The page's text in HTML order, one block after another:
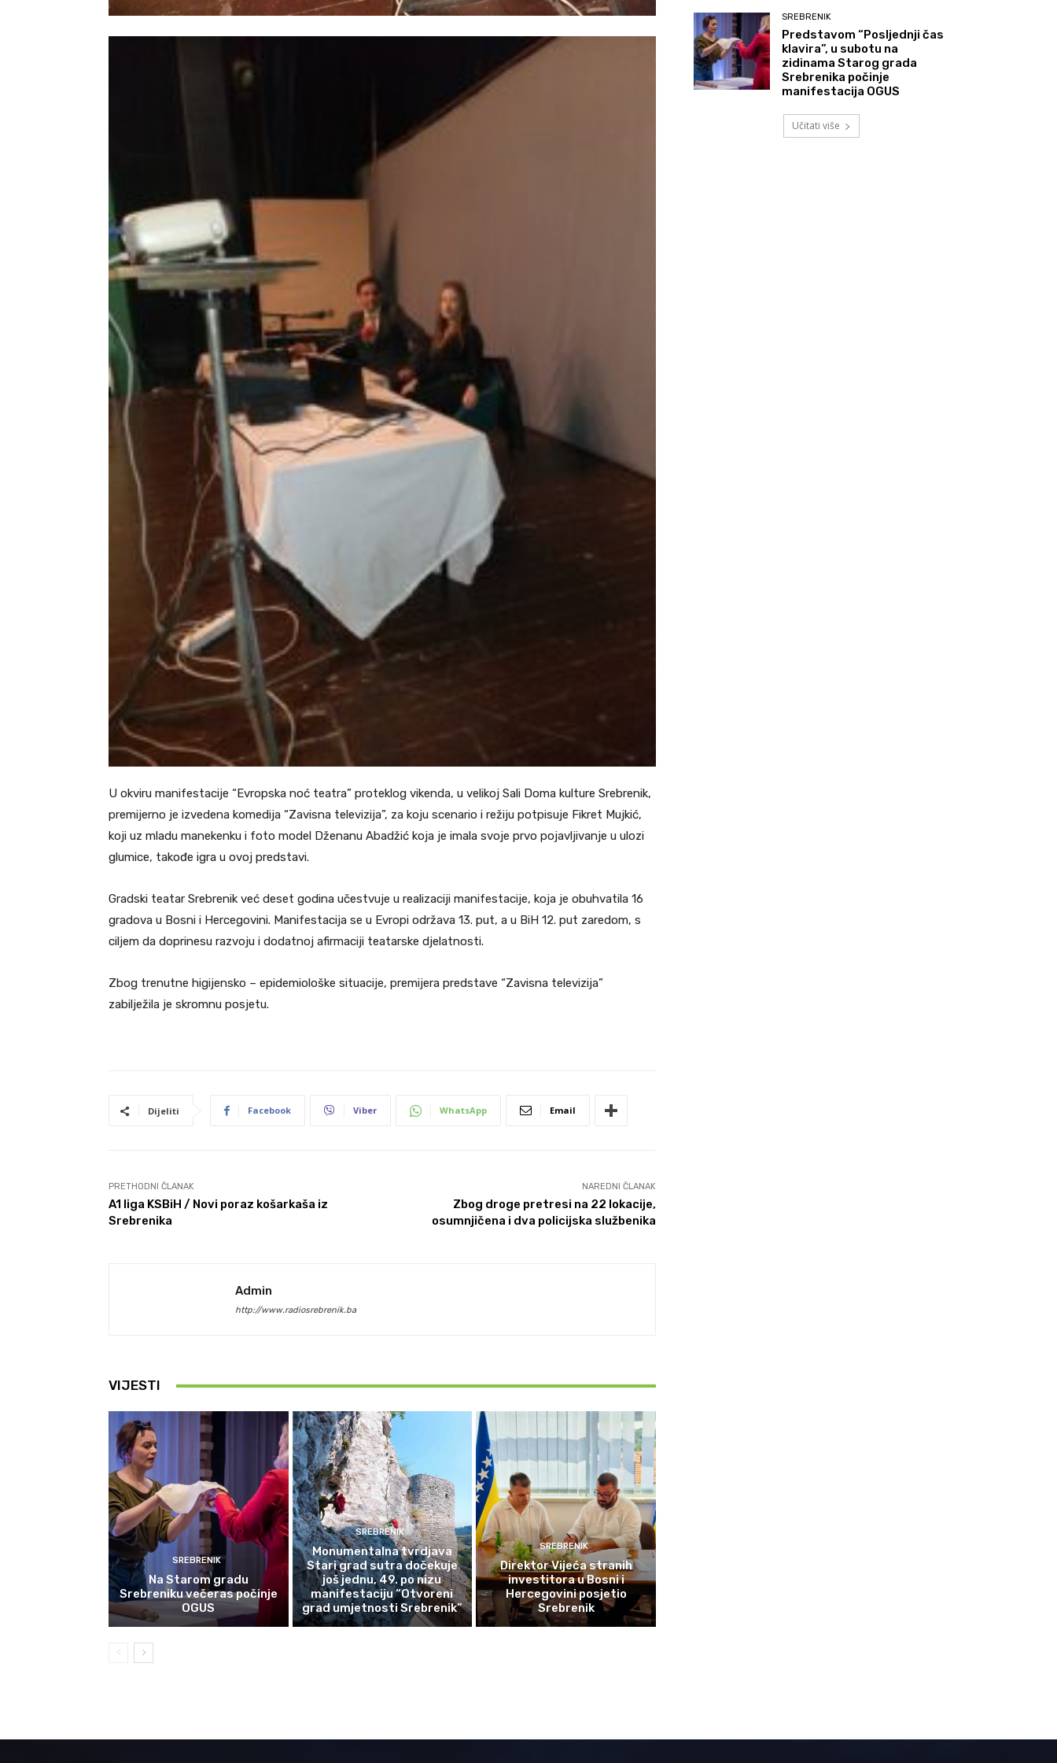
U okviru manifestacije “Evropska noć teatra” proteklog vikenda, u velikoj Sali Doma kulture Srebrenik,
premijerno je izvedena komedija “Zavisna televizija”, za koju scenario i režiju potpisuje Fikret Mujkić,
koji uz mladu manekenku i foto model Dženanu Abadžić koja je imala svoje prvo pojavljivanje u ulozi
glumice, takođe igra u ovoj predstavi.
Gradski teatar Srebrenik već deset godina učestvuje u realizaciji manifestacije, koja je obuhvatila 16
gradova u Bosni i Hercegovini. Manifestacija se u Evropi održava 13. put, a u BiH 12. put zaredom, s
ciljem da doprinesu razvoju i dodatnoj afirmaciji teatarske djelatnosti.
Zbog trenutne higijensko – epidemiološke situacije, premijera predstave “Zavisna televizija”
zabilježila je skromnu posjetu.
Dijeliti Facebook Viber WhatsApp Email
PRETHODNI ČLANAK
A1 liga KSBiH / Novi poraz košarkaša iz
Srebrenika
NAREDNI ČLANAK
Zbog droge pretresi na 22 lokacije,
osumnjičena i dva policijska službenika
Admin
http://www.radiosrebrenik.ba
VIJESTI
SREBRENIK
Na Starom gradu
Srebreniku večeras počinje
OGUS
SREBRENIK
Monumentalna tvrdjava
Stari grad sutra dočekuje
još jednu, 49. po nizu
manifestaciju “Otvoreni
grad umjetnosti Srebrenik”
SREBRENIK
Direktor Vijeća stranih
investitora u Bosni i
Hercegovini posjetio
Srebrenik
SREBRENIK
Predstavom “Posljednji čas
klavira”, u subotu na
zidinama Starog grada
Srebrenika počinje
manifestacija OGUS
Učitati više